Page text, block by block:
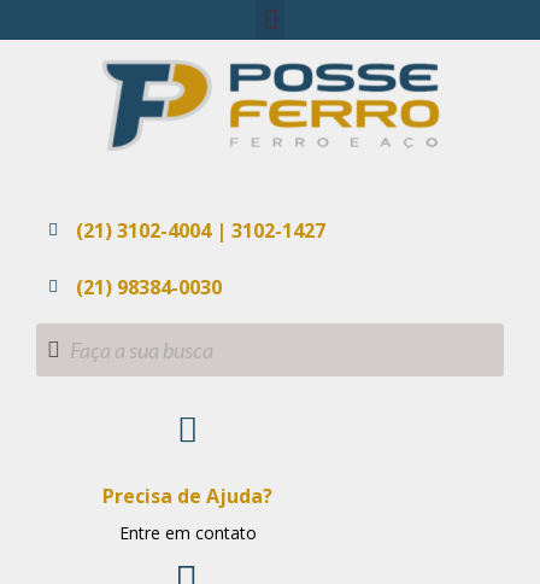
(21) 3102-4004 | 3102-1427
(21) 98384-0030
Precisa de Ajuda?
Entre em contato